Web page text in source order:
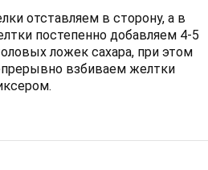
отставляем в сторону, а в
постепенно добавляем 4-5
ложек сахара, при этом
взбиваем желтки